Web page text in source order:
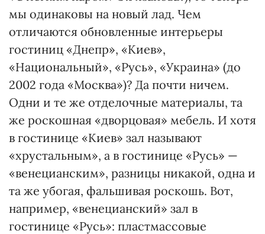
мы одинаковы на новый лад. Чем
отличаются обновленные интерьеры
гостиниц «Днепр», «Киев»,
«Национальный», «Русь», «Украина» (до
2002 года «Москва»)? Да почти ничем.
Одни и те же отделочные материалы, та
же роскошная «дворцовая» мебель. И хотя
в гостинице «Киев» зал называют
«хрустальным», а в гостинице «Русь» —
«венецианским», разницы никакой, одна и
та же убогая, фальшивая роскошь. Вот,
например, «венецианский» зал в
гостинице «Русь»: пластмассовые